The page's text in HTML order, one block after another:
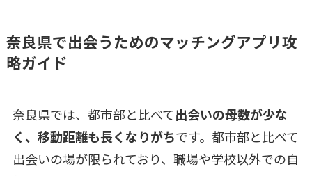
奈良県で出会うためのマッチングアプリ攻
略ガイド
奈良県では、都市部と比べて出会いの母数が少な
く、移動距離も長くなりがちです。都市部と比べて
出会いの場が限られており、職場や学校以外での自